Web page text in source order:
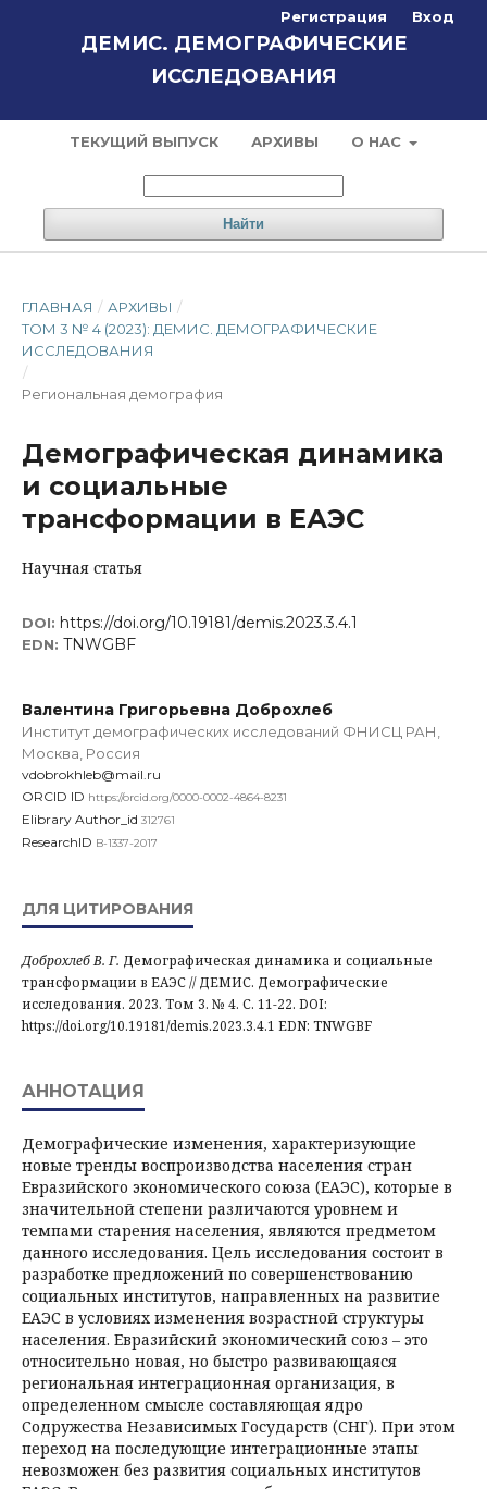
ДЕМИС. ДЕМОГРАФИЧЕСКИЕ
ИССЛЕДОВАНИЯ
ТЕКУЩИЙ ВЫПУСК АРХИВЫ О НАС
Найти
Регистрация Вход
ГЛАВНАЯ / АРХИВЫ /
ТОМ 3 № 4 (2023): ДЕМИС. ДЕМОГРАФИЧЕСКИЕ
ИССЛЕДОВАНИЯ
/
Региональная демография
Демографическая динамика
и социальные
трансформации в ЕАЭС
Научная статья
DOI: https://doi.org/10.19181/demis.2023.3.4.1
EDN: TNWGBF
Валентина Григорьевна Доброхлеб
Институт демографических исследований ФНИСЦ РАН,
Москва, Россия
vdobrokhleb@mail.ru
ORCID ID https://orcid.org/0000-0002-4864-8231
Elibrary Author_id 312761
ResearchID B-1337-2017
ДЛЯ ЦИТИРОВАНИЯ
Доброхлеб В. Г. Демографическая динамика и социальные
трансформации в ЕАЭС // ДЕМИС. Демографические
исследования. 2023. Том 3. № 4. С. 11-22. DOI:
https://doi.org/10.19181/demis.2023.3.4.1 EDN: TNWGBF
АННОТАЦИЯ
Демографические изменения, характеризующие
новые тренды воспроизводства населения стран
Евразийского экономического союза (ЕАЭС), которые в
значительной степени различаются уровнем и
темпами старения населения, являются предметом
данного исследования. Цель исследования состоит в
разработке предложений по совершенствованию
социальных институтов, направленных на развитие
ЕАЭС в условиях изменения возрастной структуры
населения. Евразийский экономический союз – это
относительно новая, но быстро развивающаяся
региональная интеграционная организация, в
определенном смысле составляющая ядро
Содружества Независимых Государств (СНГ). При этом
переход на последующие интеграционные этапы
невозможен без развития социальных институтов